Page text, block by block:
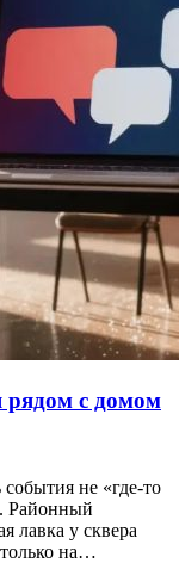
рядом с домом
не «где-то
Районный
лавка у сквера
на…